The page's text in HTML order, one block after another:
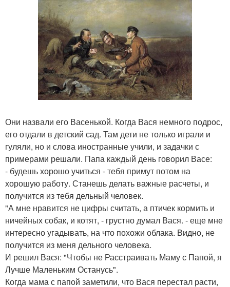
Они назвали его Васенькой. Когда Вася немного подрос,
его отдали в детский сад. Там дети не только играли и
гуляли, но и слова иностранные учили, и задачки с
примерами решали. Папа каждый день говорил Васе:
- будешь хорошо учиться - тебя примут потом на
хорошую работу. Станешь делать важные расчеты, и
получится из тебя дельный человек.
"А мне нравится не цифры считать, а птичек кормить и
ничейных собак, и котят, - грустно думал Вася. - еще мне
интересно угадывать, на что похожи облака. Видно, не
получится из меня дельного человека.
И решил Вася: "Чтобы не Расстраивать Маму с Папой, я
Лучше Маленьким Останусь".
Когда мама с папой заметили, что Вася перестал расти,